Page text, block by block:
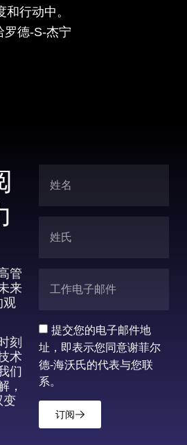
和行动中。
罗德-S-杰宁
管
来
观
刻
术
们
，
变
提交您的电子邮件地
址，即表示您同意谢菲尔
德-海沃氏的代表与您联
系。
订阅